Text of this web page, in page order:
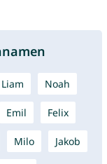
Liam Noah
Emil Felix
Milo Jakob